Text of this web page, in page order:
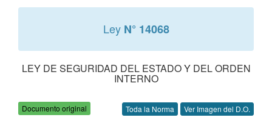
Ley N° 14068
LEY DE SEGURIDAD DEL ESTADO Y DEL ORDEN
INTERNO
Documento original Toda la Norma Ver Imagen del D.O.